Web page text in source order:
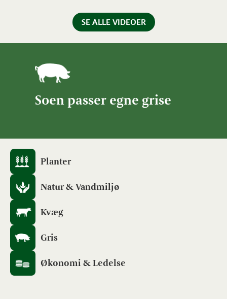
SE ALLE VIDEOER
Soen passer egne grise
Planter
Natur & Vandmiljø
Kvæg
Gris
Økonomi & Ledelse